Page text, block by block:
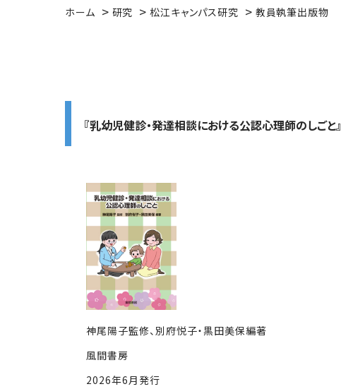
ホーム 研究 松江キャンパス研究 教員執筆出版物
『乳幼児健診・発達相談における公認心理師のしごと』
神尾陽子監修、別府悦子・黒田美保編著
風間書房
2026年6月発行